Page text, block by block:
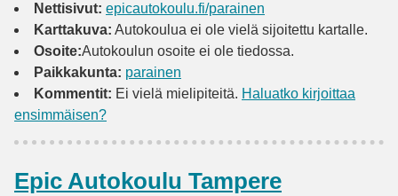
Nettisivut: epicautokoulu.fi/parainen
Karttakuva: Autokoulua ei ole vielä sijoitettu kartalle.
Osoite:Autokoulun osoite ei ole tiedossa.
Paikkakunta: parainen
Kommentit: Ei vielä mielipiteitä. Haluatko kirjoittaa
ensimmäisen?
Epic Autokoulu Tampere